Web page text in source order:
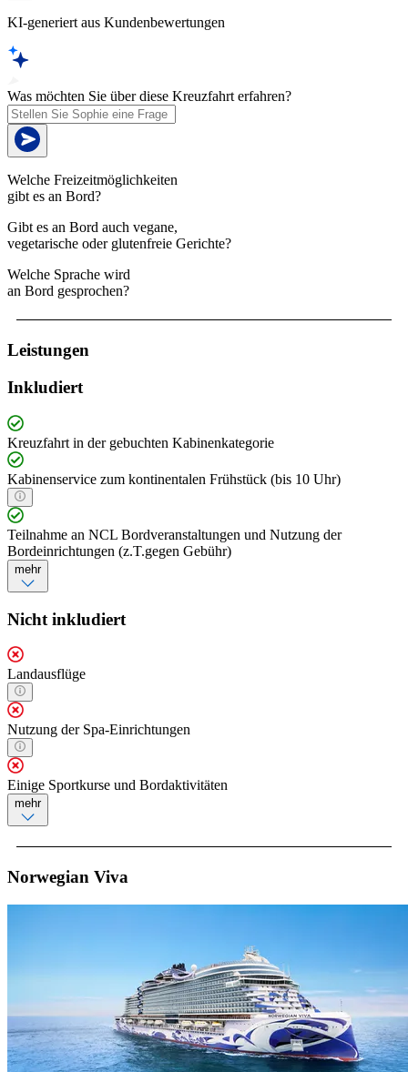
KI-generiert aus Kundenbewertungen
Was möchten Sie über diese Kreuzfahrt erfahren?
Welche Freizeitmöglichkeiten
gibt es an Bord?
Gibt es an Bord auch vegane,
vegetarische oder glutenfreie Gerichte?
Welche Sprache wird
an Bord gesprochen?
Leistungen
Inkludiert
Kreuzfahrt in der gebuchten Kabinenkategorie
Kabinenservice zum kontinentalen Frühstück (bis 10 Uhr)
Teilnahme an NCL Bordveranstaltungen und Nutzung der
Bordeinrichtungen (z.T.gegen Gebühr)
mehr
Nicht inkludiert
Landausflüge
Nutzung der Spa-Einrichtungen
Einige Sportkurse und Bordaktivitäten
mehr
Norwegian Viva